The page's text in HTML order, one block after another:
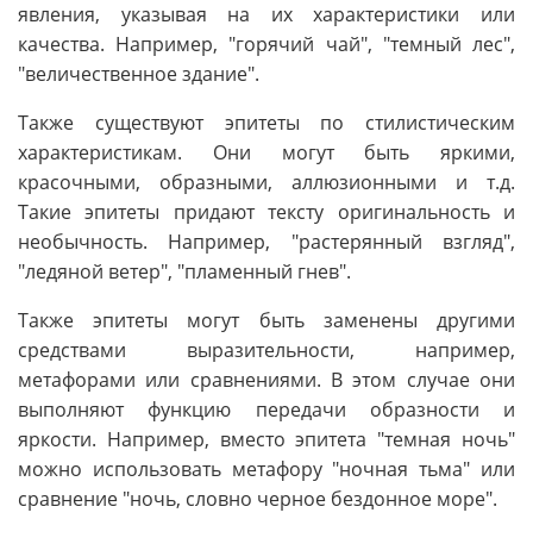
явления, указывая на их характеристики или
качества. Например, "горячий чай", "темный лес",
"величественное здание".
Также существуют эпитеты по стилистическим
характеристикам. Они могут быть яркими,
красочными, образными, аллюзионными и т.д.
Такие эпитеты придают тексту оригинальность и
необычность. Например, "растерянный взгляд",
"ледяной ветер", "пламенный гнев".
Также эпитеты могут быть заменены другими
средствами выразительности, например,
метафорами или сравнениями. В этом случае они
выполняют функцию передачи образности и
яркости. Например, вместо эпитета "темная ночь"
можно использовать метафору "ночная тьма" или
сравнение "ночь, словно черное бездонное море".